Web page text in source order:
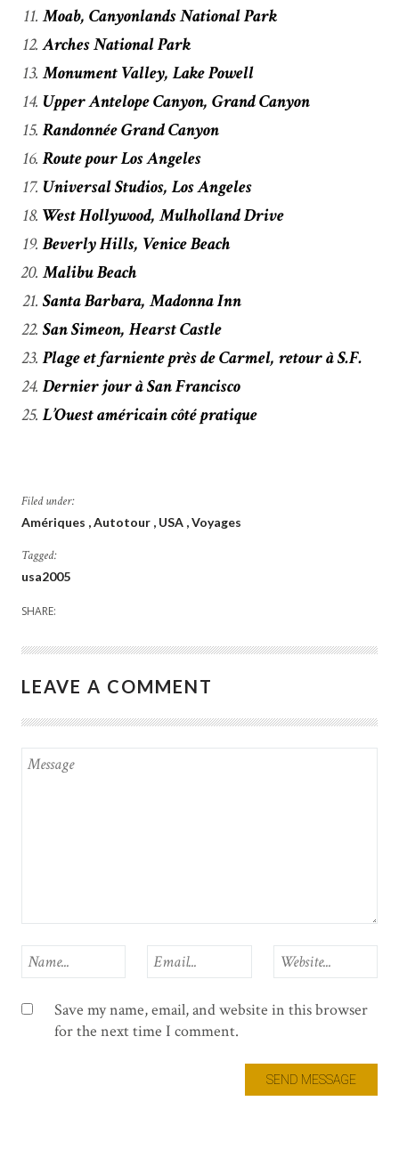
Moab, Canyonlands National Park
Arches National Park
Monument Valley, Lake Powell
Upper Antelope Canyon, Grand Canyon
Randonnée Grand Canyon
Route pour Los Angeles
Universal Studios, Los Angeles
West Hollywood, Mulholland Drive
Beverly Hills, Venice Beach
Malibu Beach
Santa Barbara, Madonna Inn
San Simeon, Hearst Castle
Plage et farniente près de Carmel, retour à S.F.
Dernier jour à San Francisco
L’Ouest américain côté pratique
Filed under:
Amériques Autotour USA Voyages
Tagged:
usa2005
SHARE:
LEAVE A COMMENT
Save my name, email, and website in this browser
for the next time I comment.